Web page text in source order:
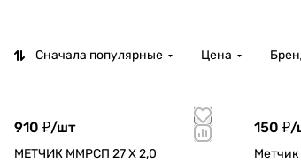
Сначала популярные Цена
910 ₽/шт
МЕТЧИК ММРСП 27 Х 2,0
150 ₽/